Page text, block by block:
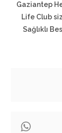
Gaziantep
Life Club
Sağlıklı